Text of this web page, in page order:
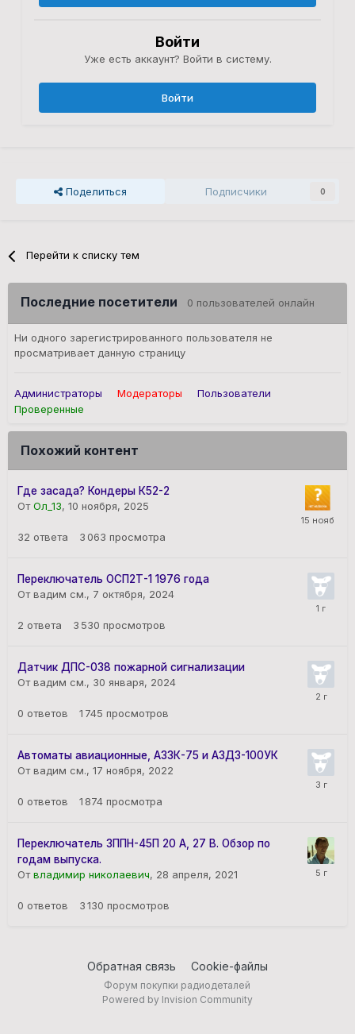
Войти
Уже есть аккаунт? Войти в систему.
Войти
Поделиться Подписчики 0
Перейти к списку тем
Последние посетители 0 пользователей онлайн
Ни одного зарегистрированного пользователя не
просматривает данную страницу
Администраторы Модераторы
Пользователи
Проверенные
Похожий контент
Где засада? Кондеры К52-2
ОтОл_13, 10 ноября, 2025
32 ответа 3 063 просмотра
Переключатель ОСП2Т-1 1976 года
От вадим см., 7 октября, 2024
2 ответа 3 530 просмотров
Датчик ДПС-038 пожарной сигнализации
От вадим см., 30 января, 2024
0 ответов 1 745 просмотров
Автоматы авиационные, АЗ3К-75 и АЗД3-100УК
От вадим см., 17 ноября, 2022
0 ответов 1 874 просмотра
Переключатель 3ППН-45П 20 А, 27 В. Обзор по
годам выпуска.
Отвладимир николаевич, 28 апреля, 2021
0 ответов 3 130 просмотров
Обратная связь Cookie-файлы
Форум покупки радиодеталей
Powered by Invision Community